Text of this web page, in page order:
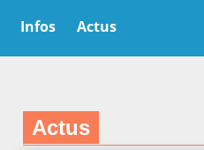
Infos Actus
Actus